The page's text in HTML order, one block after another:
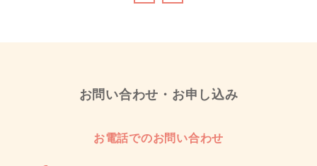
お問い合わせ・お申し込み
お電話でのお問い合わせ